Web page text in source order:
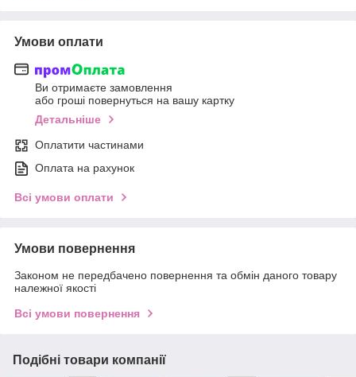
Умови оплати
Ви отримаєте замовлення
або гроші повернуться на вашу картку
Детальніше
Оплатити частинами
Оплата на рахунок
Всі умови оплати
Умови повернення
Законом не передбачено повернення та обмін даного товару
належної якості
Всі умови повернення
Подібні товари компанії